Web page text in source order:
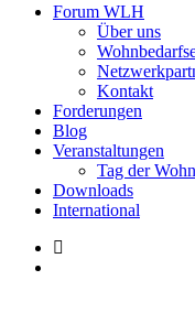
Forum WLH
Über uns
Kontakt
Forderungen
Blog
Veranstaltungen
Tag der
Downloads
International